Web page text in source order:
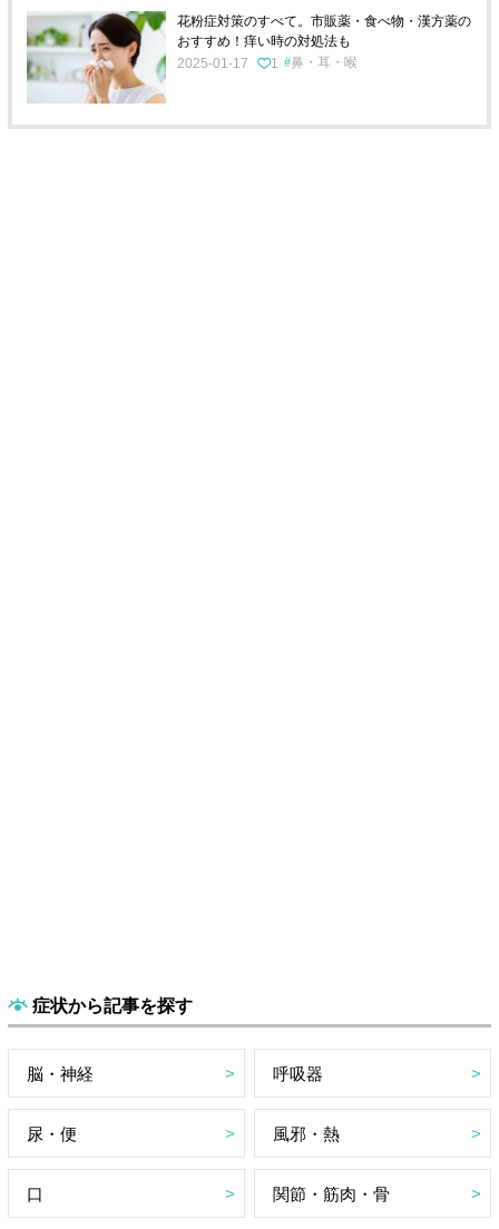
花粉症対策のすべて。市販薬・食べ物・漢方薬の
おすすめ！痒い時の対処法も
2025-01-17
1 鼻・耳・喉
症状から記事を探す
脳・神経 呼吸器
尿・便 風邪・熱
口 関節・筋肉・骨